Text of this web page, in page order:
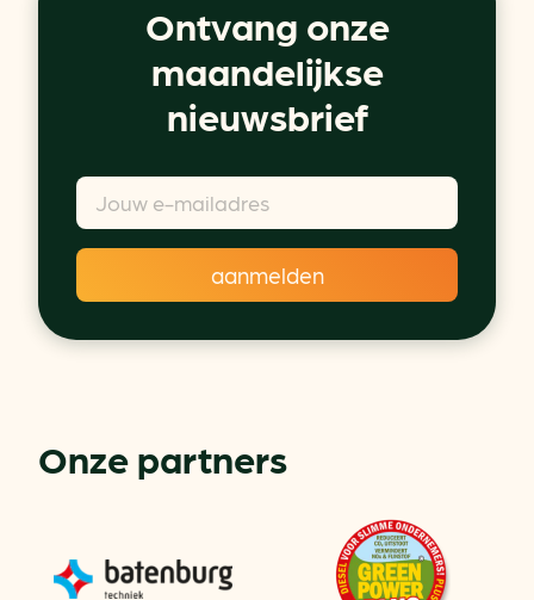
Ontvang onze
maandelijkse
nieuwsbrief
Onze partners